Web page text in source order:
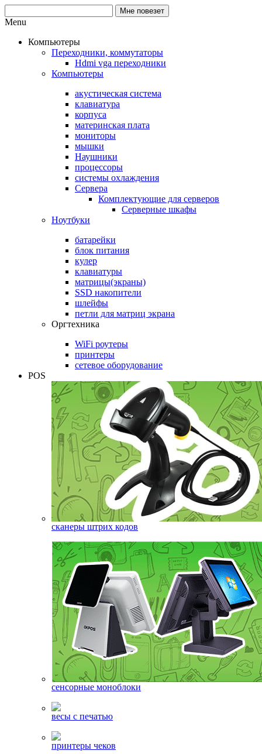
Menu
Компьютеры
Переходники, коммутаторы
Hdmi vga переходники
Компьютеры
акустическая система
клавиатура
корпуса
материнская плата
мониторы
мышки
Наушники
процессоры
системы охлаждения
Сервера
Комплектующие для серверов
Серверные шкафы
Ноутбуки
батарейки
блок питания
кулер
клавиатуры
матрицы(экраны)
SSD накопители
шлейфы
петли для матриц экрана
Оргтехника
WiFi роутеры
принтеры
сетевое оборудование
POS
сканеры штрих кодов
сенсорные моноблоки
весы с печатью
принтеры чеков